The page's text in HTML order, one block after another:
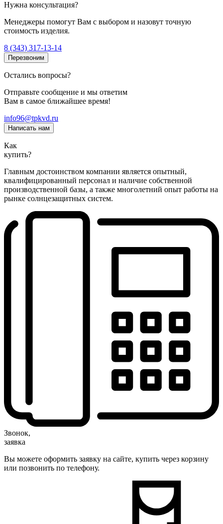
Нужна консультация?
Менеджеры помогут Вам с выбором и назовут точную
стоимость изделия.
8 (343) 317-13-14
Перезвоним
Остались вопросы?
Отправьте сообщение и мы ответим
Вам в самое ближайшее время!
info96@tpkvd.ru
Написать нам
Как
купить?
Главным достоинством компании является опытный,
квалифицированный персонал и наличие собственной
производственной базы, а также многолетний опыт работы на
рынке солнцезащитных систем.
Звонок,
заявка
Вы можете оформить заявку на сайте, купить через корзину
или позвонить по телефону.